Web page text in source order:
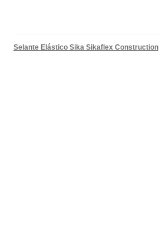
Selante Elástico Sika Sikaflex Construction